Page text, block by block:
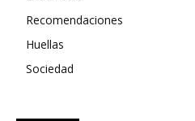
Recomendaciones
Huellas
Sociedad